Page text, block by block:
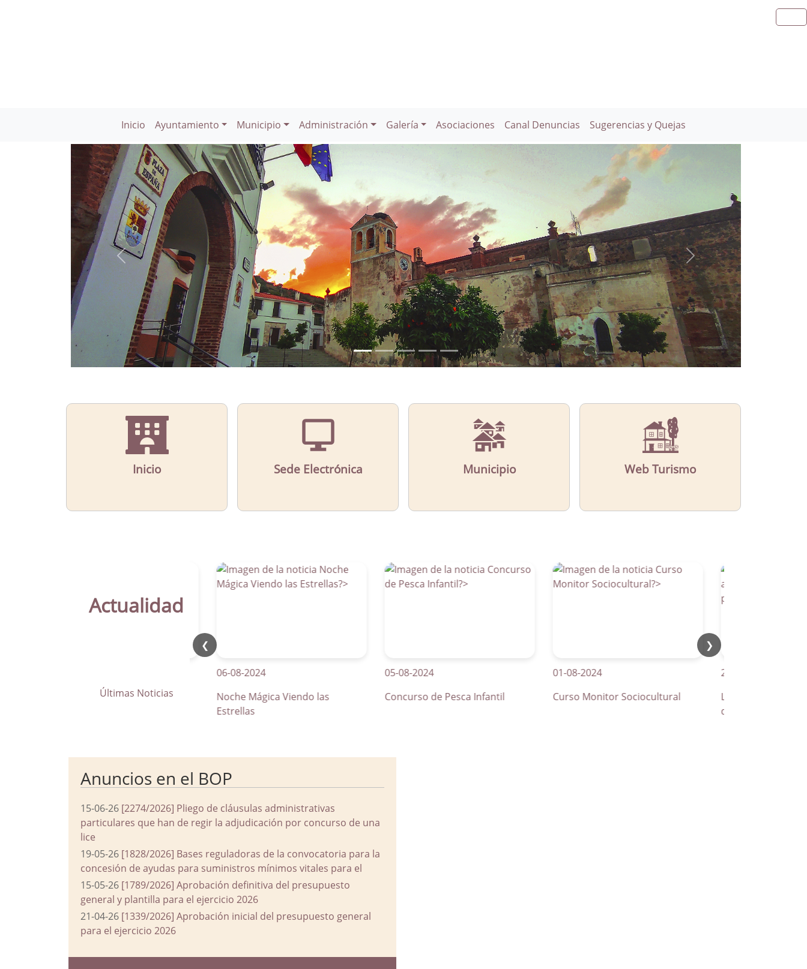
Inicio Ayuntamiento Municipio Administración Galería Asociaciones Canal Denuncias Sugerencias y Quejas
Inicio Sede Electrónica Municipio Web Turismo
Actualidad
Últimas Noticias
❮ ❯
La Parra apuesta por los pasos
06-08-2024
Noche Mágica Viendo las
Estrellas
05-08-2024
Concurso de Pesca Infantil
01-08-2024
Curso Monitor Sociocultural
21-04-2026
La Parra apuesta por
de peatones
Anuncios en el BOP
15-06-26 [2274/2026] Pliego de cláusulas administrativas
particulares que han de regir la adjudicación por concurso de una
lice
19-05-26 [1828/2026] Bases reguladoras de la convocatoria para la
concesión de ayudas para suministros mínimos vitales para el
15-05-26 [1789/2026] Aprobación definitiva del presupuesto
general y plantilla para el ejercicio 2026
21-04-26 [1339/2026] Aprobación inicial del presupuesto general
para el ejercicio 2026